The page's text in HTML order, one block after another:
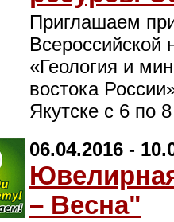
Приглашаем
Всероссийской
«Геология и
востока
Якутске с 6 по
06.04.2016 -
– Весна"